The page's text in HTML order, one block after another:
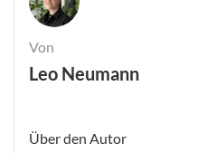
Von
Leo Neumann
Über den Autor